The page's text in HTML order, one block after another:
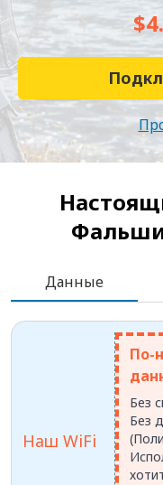
Данные
Наш WiFi
По-
Без
Без